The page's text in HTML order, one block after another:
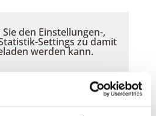
den Einstellungen-,
Settings zu damit
werden kann.